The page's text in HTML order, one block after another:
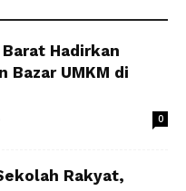
Hadirkan
Bazar UMKM di
0
Rakyat,